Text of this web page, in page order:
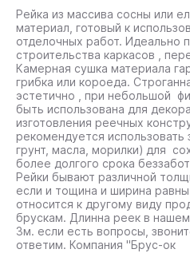
Рейка из массива сосны или
материал, готовый к
отделочных работ. Идеально
строительства каркасов ,
Камерная сушка материала
грибка или короеда.
эстетично , при небольшой
быть использована для
изготовления реечных
рекомендуется
грунт, масла, морилки) для
более долгого срока
Рейки бывают различной
если и тощина и ширина
относится к другому виду
брускам. Длинна реек в
3м. если есть вопросы,
ответим. Компания "Брус-ок